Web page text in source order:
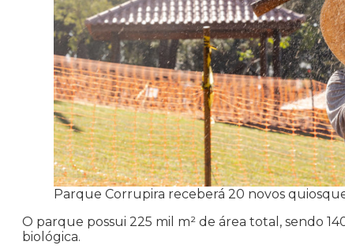
Parque Corrupira receberá 20 novos
O parque possui 225 mil m² de área total, sendo
biológica.